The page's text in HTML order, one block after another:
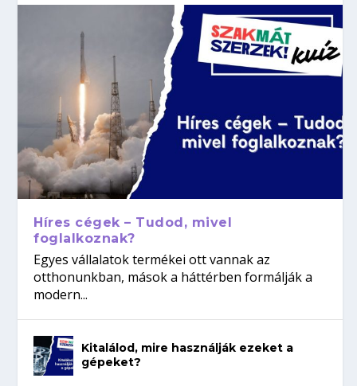
Híres cégek – Tudod, mivel
foglalkoznak?
Egyes vállalatok termékei ott vannak az
otthonunkban, mások a háttérben formálják a
modern...
Kitalálod, mire használják ezeket a
gépeket?